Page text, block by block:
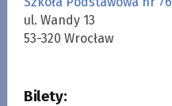
ul. Wandy 13
53-320 Wrocław
Bilety: